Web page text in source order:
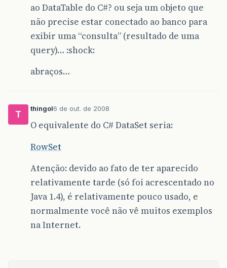
ao DataTable do C#? ou seja um objeto que
não precise estar conectado ao banco para
exibir uma “consulta” (resultado de uma
query)… :shock:
abraços…
T
thingol6 de out. de 2008
O equivalente do C# DataSet seria:
RowSet
Atenção: devido ao fato de ter aparecido
relativamente tarde (só foi acrescentado no
Java 1.4), é relativamente pouco usado, e
normalmente você não vê muitos exemplos
na Internet.